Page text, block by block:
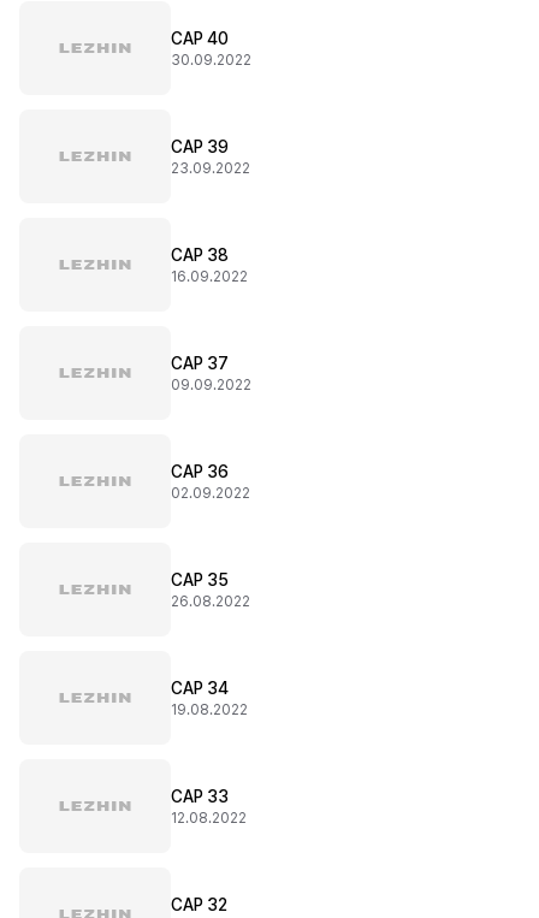
CAP 40
30.09.2022
CAP 39
23.09.2022
CAP 38
16.09.2022
CAP 37
09.09.2022
CAP 36
02.09.2022
CAP 35
26.08.2022
CAP 34
19.08.2022
CAP 33
12.08.2022
CAP 32